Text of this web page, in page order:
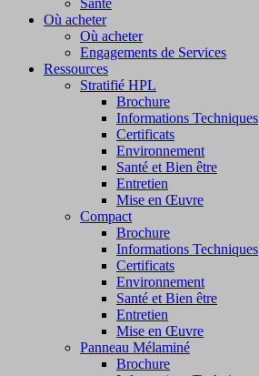
Santé
Où acheter
Où acheter
Engagements de Services
Ressources
Stratifié HPL
Brochure
Informations Techniques
Certificats
Environnement
Santé et Bien être
Entretien
Mise en Œuvre
Compact
Brochure
Informations Techniques
Certificats
Environnement
Santé et Bien être
Entretien
Mise en Œuvre
Panneau Mélaminé
Brochure